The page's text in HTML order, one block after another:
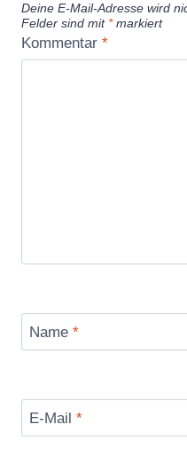
Deine E-Mail-Adresse wird
Felder sind mit *markiert
Kommentar *
Name *
E-Mail *